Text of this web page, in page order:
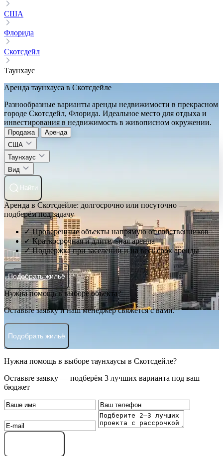
США
Флорида
Скотсдейл
Таунхаус
Аренда таунхауса в Скотсдейле
Разнообразные варианты аренды недвижимости в прекрасном
городе Скотсдейл, Флорида. Идеальное место для отдыха и
инвестирования в недвижимость в живописном окружении.
Продажа
Аренда
США
Таунхаус
Вид
Найти
Аренда в Скотсдейле: долгосрочно или посуточно —
подберём под задачу
✓ Проверенные объекты напрямую от собственников
✓ Краткосрочная и длительная аренда
✓ Поддержка при заселении и на весь срок аренды
Подобрать жильё
Нужна помощь в выборе объекта?
Оставьте заявку и наш менеджер свяжется с вами.
Подобрать жильё
Нужна помощь в выборе таунхаусы в Скотсдейле?
Оставьте заявку — подберём 3 лучших варианта под ваш
бюджет